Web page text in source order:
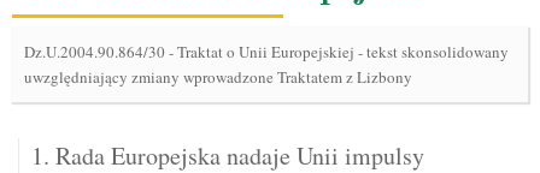
Dz.U.2004.90.864/30-Traktat o Unii Europejskiej - tekst skonsolidowany
uwzględniający zmiany wprowadzone Traktatem z Lizbony
1. Rada Europejska nadaje Unii impulsy